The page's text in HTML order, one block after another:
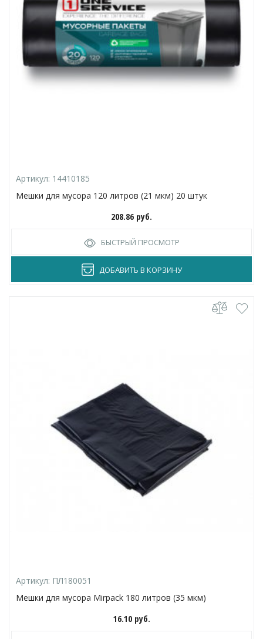
Артикул: 14410185
Мешки для мусора 120 литров (21 мкм) 20 штук
208.86 руб.
БЫСТРЫЙ ПРОСМОТР
ДОБАВИТЬ В КОРЗИНУ
Артикул: ПЛ180051
Мешки для мусора Mirpack 180 литров (35 мкм)
16.10 руб.